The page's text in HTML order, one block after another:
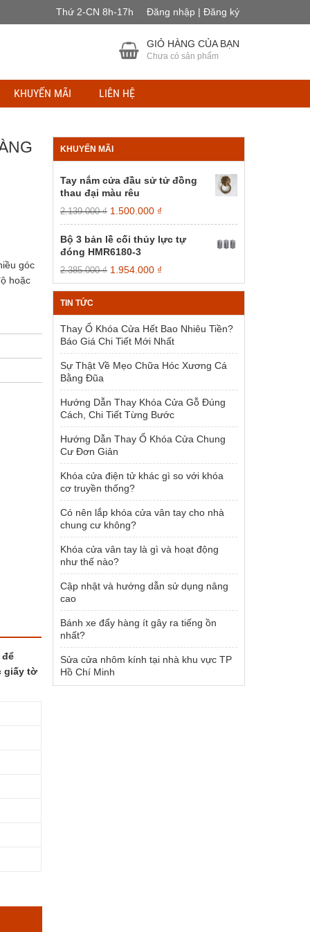
Thứ 2-CN 8h-17h Đăng nhập | Đăng ký
GIỎ HÀNG CỦA BẠN
Chưa có sản phẩm
KHUYẾN MÃI LIÊN HỆ
góc
hoặc
giấy tờ
KHUYẾN MÃI
Tay nắm cửa đầu sử tử đồng
thau đại màu rêu
2.139.000₫ Giá
gốc
là:
2.139.000 ₫.
1.500.000 ₫
hiện
là:
Bộ 3 bản lề cối thủy lực tự
đóng HMR6180-3
2.385.000₫ Giá
gốc
là:
1.954.000 ₫
hiện
tại
1.954.000 ₫.
TIN TỨC
Thay Ổ Khóa Cửa Hết Bao Nhiêu Tiền?
Báo Giá Chi Tiết Mới Nhất
Sự Thật Về Mẹo Chữa Hóc Xương Cá
Bằng Đũa
Hướng Dẫn Thay Khóa Cửa Gỗ Đúng
Cách, Chi Tiết Từng Bước
Hướng Dẫn Thay Ổ Khóa Cửa Chung
Cư Đơn Giản
Khóa cửa điện tử khác gì so với khóa
cơ truyền thống?
Có nên lắp khóa cửa vân tay cho nhà
chung cư không?
Khóa cửa vân tay là gì và hoạt động
như thế nào?
Cập nhật và hướng dẫn sử dụng nâng
cao
Bánh xe đẩy hàng ít gây ra tiếng ồn
nhất?
Sửa cửa nhôm kính tại nhà khu vực TP
Hồ Chí Minh